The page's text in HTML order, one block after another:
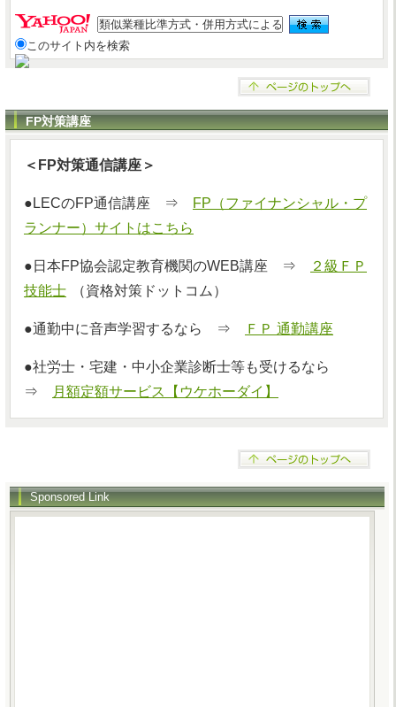
このサイト内を検索
FP対策講座
＜FP対策通信講座＞
●LECのFP通信講座 ⇒
FP（ファイナンシャル・プ
ランナー）サイトはこちら
●日本FP協会認定教育機関のWEB講座 ⇒
２級ＦＰ
技能士
（資格対策ドットコム）
●通勤中に音声学習するなら ⇒ ＦＰ 通勤講座
●社労士・宅建・中小企業診断士等も受けるなら
⇒
月額定額サービス【ウケホーダイ】
Sponsored Link